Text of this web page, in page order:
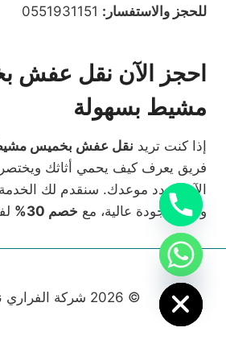
للحجز والاستفسار:
احجز الآن نقل عفش
مشيط بسهولة
إذا كنت تريد نقل عفش بخميس
فريق يعرف كيف يحمي أثاثك ويختصر
الآن وحدد موعدك. سنقدم لك الخدمة
واضح وجودة عالية، مع خصم 30%
© 2026 شركة الفراري نقل اثاث
Hide
chaty